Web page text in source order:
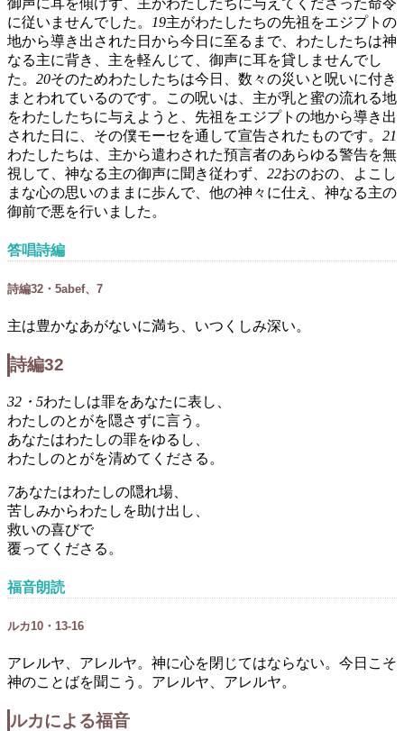
御声に耳を傾けず、主がわたしたちに与えてくださった命令
に従いませんでした。
19主がわたしたちの先祖をエジプトの
地から導き出された日から今日に至るまで、わたしたちは神
なる主に背き、主を軽んじて、御声に耳を貸しませんでし
た。 20そのためわたしたちは今日、数々の災いと呪いに付き
まとわれているのです。この呪いは、主が乳と蜜の流れる地
をわたしたちに与えようと、先祖をエジプトの地から導き出
された日に、その僕モーセを通して宣告されたものです。 21
わたしたちは、主から遣わされた預言者のあらゆる警告を無
視して、神なる主の御声に聞き従わず、 22おのおの、よこし
まな心の思いのままに歩んで、他の神々に仕え、神なる主の
御前で悪を行いました。
答唱詩編
詩編32・5abef、7
主は豊かなあがないに満ち、いつくしみ深い。
詩編32
32・5わたしは罪をあなたに表し、
わたしのとがを隠さずに言う。
あなたはわたしの罪をゆるし、
わたしのとがを清めてくださる。
7あなたはわたしの隠れ場、
苦しみからわたしを助け出し、
救いの喜びで
覆ってくださる。
福音朗読
ルカ10・13-16
アレルヤ、アレルヤ。神に心を閉じてはならない。今日こそ
神のことばを聞こう。アレルヤ、アレルヤ。
ルカによる福音